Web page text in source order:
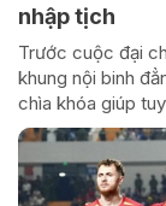
nhập tịch
Trước cuộc đại
khung nội binh
chìa khóa giúp